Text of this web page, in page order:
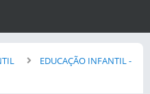
EDUCAÇÃO INFANTIL -